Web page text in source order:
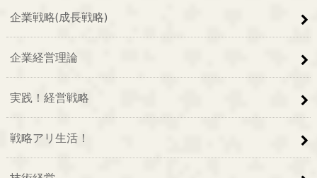
企業戦略(成長戦略)
企業経営理論
実践！経営戦略
戦略アリ生活！